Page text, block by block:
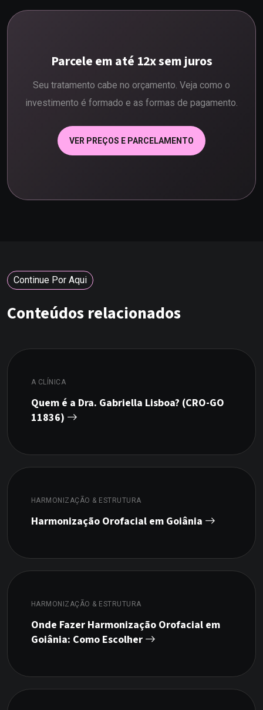
Parcele em até 12x sem juros
Seu tratamento cabe no orçamento. Veja como o
investimento é formado e as formas de pagamento.
VER PREÇOS E PARCELAMENTO
Continue Por Aqui
Conteúdos relacionados
A CLÍNICA
Quem é a Dra. Gabriella Lisboa? (CRO-GO
11836)
HARMONIZAÇÃO & ESTRUTURA
Harmonização Orofacial em Goiânia
HARMONIZAÇÃO & ESTRUTURA
Onde Fazer Harmonização Orofacial em
Goiânia: Como Escolher